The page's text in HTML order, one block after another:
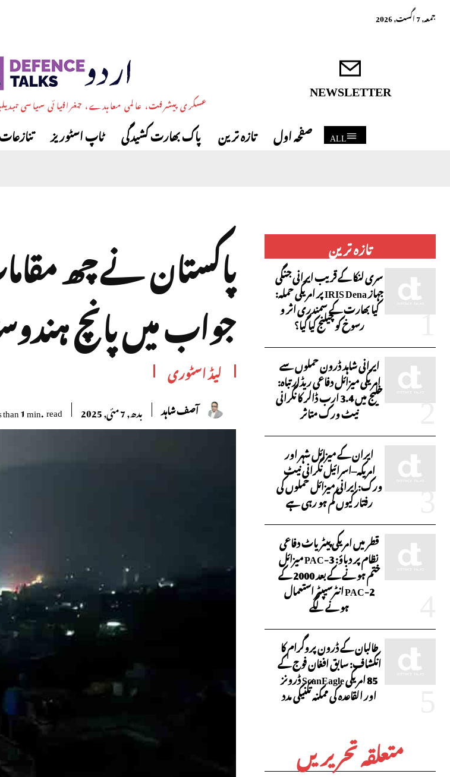
جمعہ, 7 اگست, 2026
NEWSLETTER
عسکری پیشرفت، عالمی معاہدے، جغرافیائی سیاسی
ALL صفحہ اول تازہ ترین پاک بھارت کشیدگی ٹاپ اسٹوریز
تازہ ترین
سری لنکا کے قریب ایرانی جنگی
جہاز IRIS Dena پر امریکی حملہ:
کیا بھارت کے سمندری اثر و
رسوخ کو چیلنج کیا گیا؟
ایرانی شاہد ڈرون حملوں سے
امریکی میزائل دفاعی ریڈار تباہ:
خلیج میں 3.4 ارب ڈالر کا نگرانی
نیٹ ورک متاثر
ایران کے میزائل شہر اور
امریکہ–اسرائیل نگرانی نیٹ
ورک: ایرانی میزائل حملوں کی
رفتار کیوں کم ہو رہی ہے
قطر میں امریکی پیٹریاٹ دفاعی
نظام پر دباؤ: PAC-3 میزائل
ختم ہونے کے بعد 2000 کے
PAC-2 انٹرسیپٹر استعمال
ہونے لگے
طالبان کے ڈرون پروگرام کا
انکشاف: سابق افغان فوج کے
85 امریکی ScanEagle ڈرونز
اور القاعدہ کی ممکنہ تکنیکی مدد
متعلقہ تحریریں
پاکستان نے چھ
جواب میں پانچ
لیڈ اسٹوری
آصف شاہد بدھ, 7 مئی, 2025 1min.read